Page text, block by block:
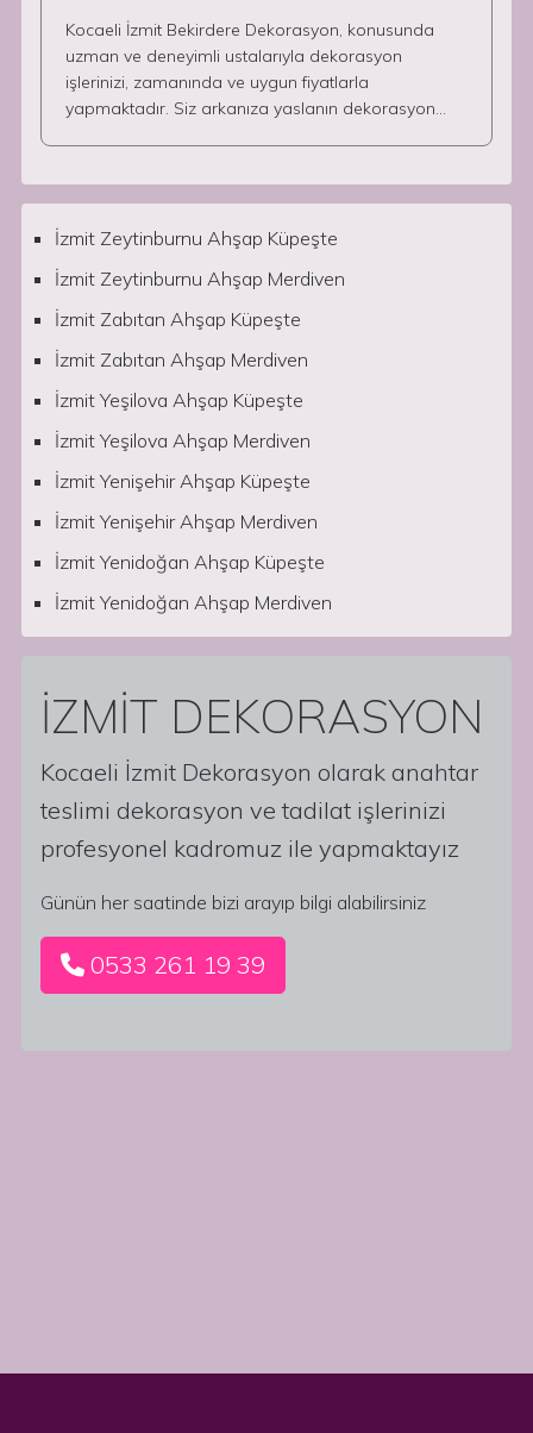
Kocaeli İzmit Bekirdere Dekorasyon, konusunda
uzman ve deneyimli ustalarıyla dekorasyon
işlerinizi, zamanında ve uygun fiyatlarla
yapmaktadır. Siz arkanıza yaslanın dekorasyon…
İzmit Zeytinburnu Ahşap Küpeşte
İzmit Zeytinburnu Ahşap Merdiven
İzmit Zabıtan Ahşap Küpeşte
İzmit Zabıtan Ahşap Merdiven
İzmit Yeşilova Ahşap Küpeşte
İzmit Yeşilova Ahşap Merdiven
İzmit Yenişehir Ahşap Küpeşte
İzmit Yenişehir Ahşap Merdiven
İzmit Yenidoğan Ahşap Küpeşte
İzmit Yenidoğan Ahşap Merdiven
İZMİT DEKORASYON
Kocaeli İzmit Dekorasyon olarak anahtar
teslimi dekorasyon ve tadilat işlerinizi
profesyonel kadromuz ile yapmaktayız
Günün her saatinde bizi arayıp bilgi alabilirsiniz
0533 261 19 39